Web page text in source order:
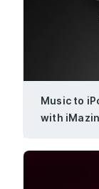
Music to
with